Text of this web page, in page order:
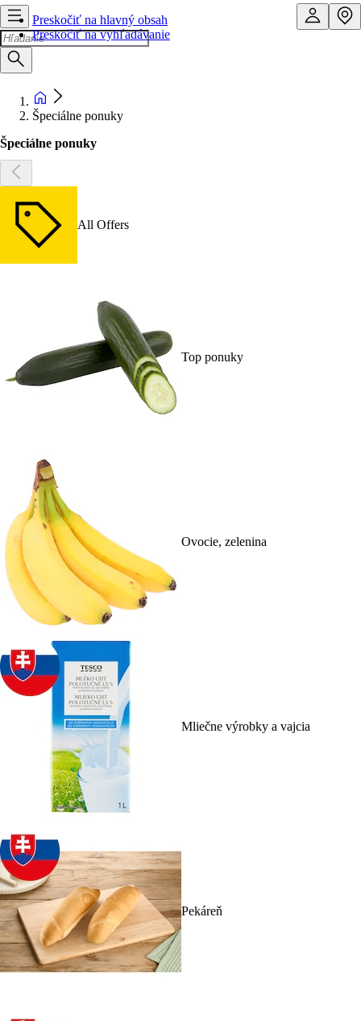
Preskočiť na hlavný obsah
Preskočiť na vyhľadávanie
Špeciálne ponuky
Špeciálne ponuky
All Offers
Top ponuky
Ovocie, zelenina
Mliečne výrobky a vajcia
Pekáreň